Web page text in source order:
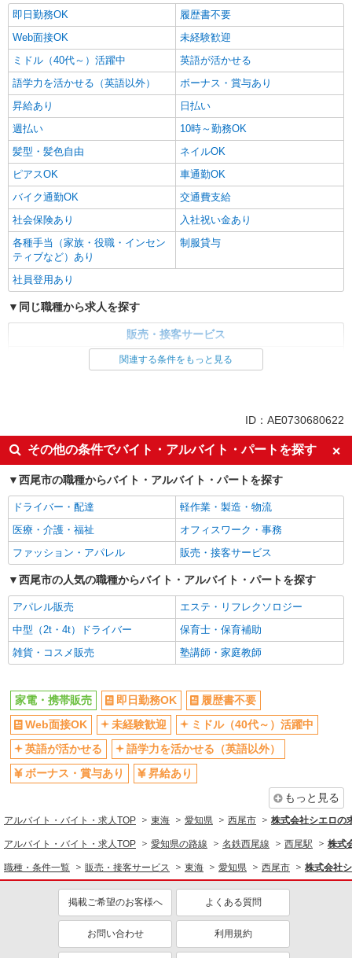
即日勤務OK
履歴書不要
Web面接OK
未経験歓迎
ミドル（40代～）活躍中
英語が活かせる
語学力を活かせる（英語以外）
ボーナス・賞与あり
昇給あり
日払い
週払い
10時～勤務OK
髪型・髪色自由
ネイルOK
ピアスOK
車通勤OK
バイク通勤OK
交通費支給
社会保険あり
入社祝い金あり
各種手当（家族・役職・インセン
ティブなど）あり
制服貸与
社員登用あり
同じ職種から求人を探す
販売・接客サービス
英語が活かせる
ボーナス・賞与あり
日払い
車通勤OK
交通費支給
社会保険あり
社員登用あり
関連する条件をもっと見る
ID：AE0730680622
その他の条件でバイト・アルバイト・パートを探す
西尾市の職種からバイト・アルバイト・パートを探す
ドライバー・配達
軽作業・製造・物流
医療・介護・福祉
オフィスワーク・事務
ファッション・アパレル
販売・接客サービス
西尾市の人気の職種からバイト・アルバイト・パートを探す
アパレル販売
エステ・リフレクソロジー
中型（2t・4t）ドライバー
保育士・保育補助
雑貨・コスメ販売
塾講師・家庭教師
家電・携帯販売 即日勤務OK
履歴書不要
Web面接OK
未経験歓迎
ミドル（40代～）活躍中
英語が活かせる
語学力を活かせる（英語以外）
ボーナス・賞与あり
昇給あり
もっと見る
アルバイト・バイト・求人TOP 東海 愛知県 西尾市 株式会社シエロの
アルバイト・バイト・求人TOP 愛知県の路線 名鉄西尾線 西尾駅 株式
職種・条件一覧 販売・接客サービス 東海 愛知県 西尾市 株式会社
掲載ご希望のお客様へ よくある質問
お問い合わせ 利用規約